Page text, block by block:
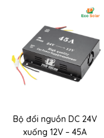
Bộ đổi nguồn DC 24V
xuống 12V – 45A